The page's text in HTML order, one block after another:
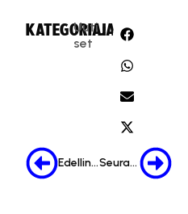
KATEGORIA:
Uuti
set
JAA:
Edellinen Seuraava